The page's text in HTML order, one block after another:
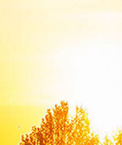
Rol Ve Vizyonumuz
Politikası
Planı